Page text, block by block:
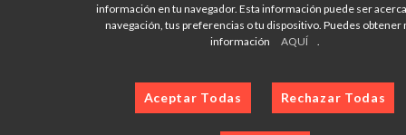
información en tu navegador. Esta información puede ser
navegación, tus preferencias o tu dispositivo. Puedes obtener
información
AQUÍ .
Aceptar Todas Rechazar Todas